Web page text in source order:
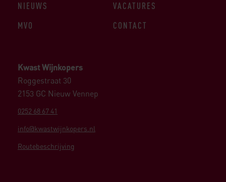
Kwast Wijnkopers
Roggestraat 30
2153 GC Nieuw Vennep
0252 68 67 41
info@kwastwijnkopers.nl
Routebeschrijving
NIEUWS
VACATURES
MVO
CONTACT